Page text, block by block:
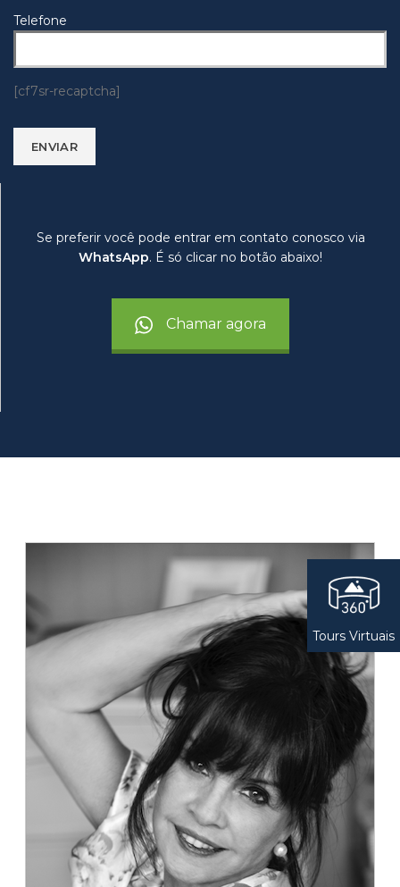
Telefone
[cf7sr-recaptcha]
Se preferir você pode entrar em contato conosco via
WhatsApp. É só clicar no botão abaixo!
Chamar agora
Tours Virtuais